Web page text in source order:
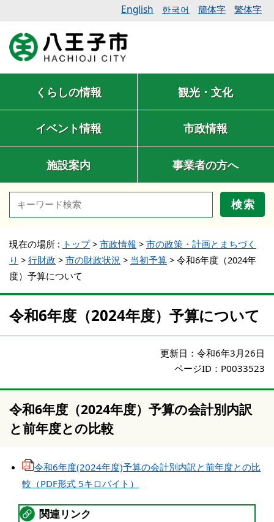
English 한국어 簡体字 繁体字
くらしの情報 観光・文化
イベント情報 市政情報
施設案内 事業者の方へ
検索
現在の場所 : トップ> 市政情報 > 市の政策・計画とまちづく
り > 行財政 > 市の財政状況 > 当初予算 > 令和6年度（2024年
度）予算について
令和6年度（2024年度）予算について
更新日： 令和6年3月26日
ページID：P0033523
令和6年度（2024年度）予算の会計別内訳
と前年度との比較
令和6年度(2024年度)予算の会計別内訳と前年度との比
較（PDF形式 5キロバイト）
関連リンク